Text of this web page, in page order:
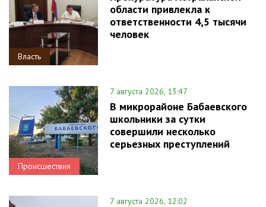
Власть
области привлекла к
ответственности 4,5 тысячи
человек
Происшествия
7 августа 2026, 13:47
В микрорайоне Бабаевского
школьники за сутки
совершили несколько
серьезных преступлений
7 августа 2026, 12:02